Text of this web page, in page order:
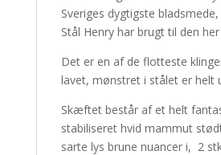
Sveriges dygtigste
Stål Henry har brugt til den her
Det er en af de flotteste
lavet, mønstret i stålet er helt
Skæftet består af et helt
stabiliseret hvid mammut
sarte lys brune nuancer i, 2